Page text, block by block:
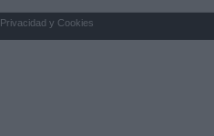
Privacidad y Cookies